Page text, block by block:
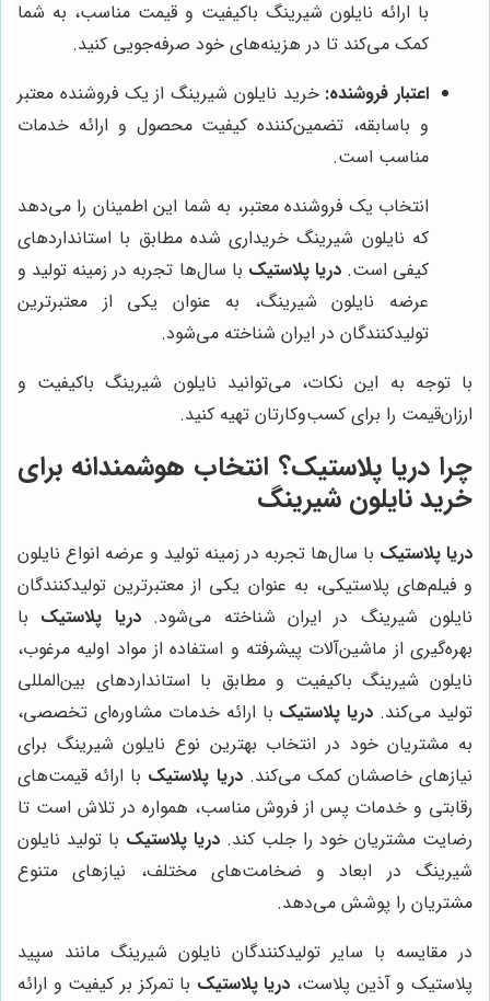
با ارائه نایلون شیرینگ باکیفیت و قیمت مناسب، به شما
کمک می‌کند تا در هزینه‌های خود صرفه‌جویی کنید.
اعتبار فروشنده: خرید نایلون شیرینگ از یک فروشنده معتبر
و باسابقه، تضمین‌کننده کیفیت محصول و ارائه خدمات
مناسب است.
انتخاب یک فروشنده معتبر، به شما این اطمینان را می‌دهد
که نایلون شیرینگ خریداری شده مطابق با استانداردهای
کیفی است.دریا پلاستیک با سال‌ها تجربه در زمینه تولید و
عرضه نایلون شیرینگ، به عنوان یکی از معتبرترین
تولیدکنندگان در ایران شناخته می‌شود.
با توجه به این نکات، می‌توانید نایلون شیرینگ باکیفیت و
ارزان‌قیمت را برای کسب‌وکارتان تهیه کنید.
چرادریا پلاستیک؟ انتخاب هوشمندانه برای
خرید نایلون شیرینگ
دریا پلاستیک با سال‌ها تجربه در زمینه تولید و عرضه انواع نایلون
و فیلم‌های پلاستیکی، به عنوان یکی از معتبرترین تولیدکنندگان
نایلون شیرینگ در ایران شناخته می‌شود.دریا پلاستیک با
بهره‌گیری از ماشین‌آلات پیشرفته و استفاده از مواد اولیه مرغوب،
نایلون شیرینگ باکیفیت و مطابق با استانداردهای بین‌المللی
تولید می‌کند. دریا پلاستیک با ارائه خدمات مشاوره‌ای تخصصی،
به مشتریان خود در انتخاب بهترین نوع نایلون شیرینگ برای
نیازهای خاصشان کمک می‌کند.دریا پلاستیک با ارائه قیمت‌های
رقابتی و خدمات پس از فروش مناسب، همواره در تلاش است تا
رضایت مشتریان خود را جلب کند. دریا پلاستیک با تولید نایلون
شیرینگ در ابعاد و ضخامت‌های مختلف، نیازهای متنوع
مشتریان را پوشش می‌دهد.
در مقایسه با سایر تولیدکنندگان نایلون شیرینگ مانند سپید
پلاستیک و آذین پلاست، دریا پلاستیک با تمرکز بر کیفیت و ارائه